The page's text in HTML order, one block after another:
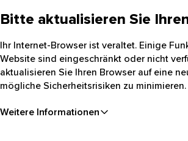
Bitte aktualisieren Sie
Ihr Internet-Browser ist veraltet. Einige
Website sind eingeschränkt oder nicht
aktualisieren Sie Ihren Browser auf eine
mögliche Sicherheitsrisiken zu minimieren.
Weitere Informationen